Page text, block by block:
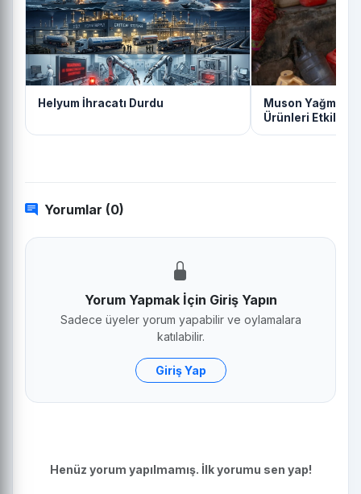
Helyum İhracatı Durdu
Muson
Ürünleri
Yorumlar (0)
Yorum Yapmak İçin Giriş Yapın
Sadece üyeler yorum yapabilir ve oylamalara
katılabilir.
Giriş Yap
Henüz yorum yapılmamış. İlk yorumu sen yap!